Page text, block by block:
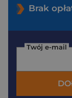
Brak
Twój e-mail